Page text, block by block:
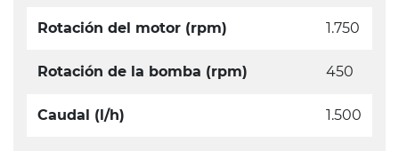
Rotación del motor (rpm) 1.750
Rotación de la bomba (rpm) 450
Caudal (l/h) 1.500